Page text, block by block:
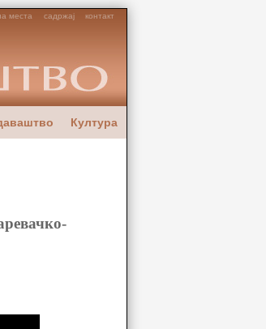
места садржај контакт
Култура